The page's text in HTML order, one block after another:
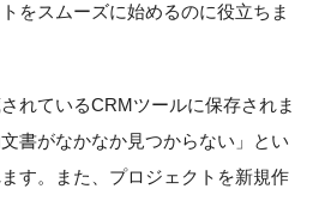
をスムーズに始めるのに役立ちま
れているCRMツールに保存されま
書がなかなか見つからない」とい
す。また、プロジェクトを新規作